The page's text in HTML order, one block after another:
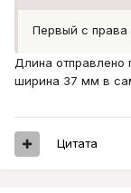
Первый с права
Длина отправлено
ширина 37 мм в
Цитата